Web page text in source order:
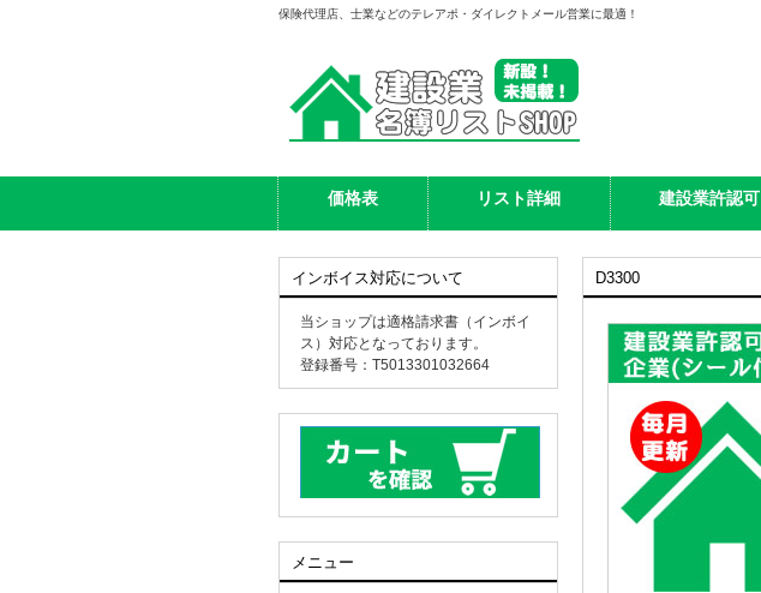
保険代理店、士業などのテレアポ・ダイレクトメール営業に最適！
価格表 リスト詳細 建設業許認可
D3300
インボイス対応について
当ショップは適格請求書（インボイ
ス）対応となっております。
登録番号：T5013301032664
メニュー